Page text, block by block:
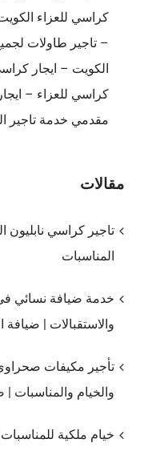
كراسي للعزاء
– تاجير طاولات
الكويت – ايجار
كراسي للعزاء –
مقدمي خدمة تاجير
مقالات
تاجير كراسي نابليون
المناسبات
خدمة ضيافة نسائي
والاستقبالات | ضيافة
تأجير مكيفات
والخيام والمناسبات
خيام ملكية